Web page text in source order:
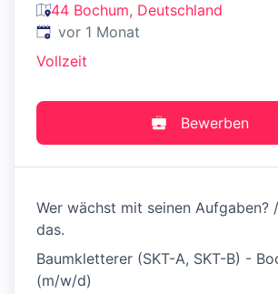
44 Bochum, Deutschland
Veröffentlicht:
vor 1 Monat
Vollzeit
Bewerben
Wer wächst mit seinen Aufgaben?
das.
Baumkletterer (SKT-A, SKT-B) -
(m/w/d)